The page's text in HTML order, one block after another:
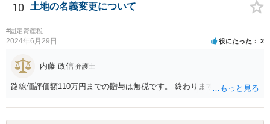
10 土地の名義変更について
#固定資産税
2024年6月29日 役にたった 2
内藤 政信 弁護士
路線価評価額110万円までの贈与は無税です。 終わります。